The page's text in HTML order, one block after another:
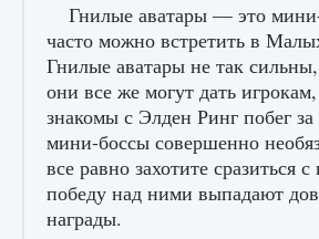
Как исправить ошибку Palworld
сохранение мира — Невозможно
сохранение данных мира»
9 августа 2024 2 511
Гнилые аватары — это
часто можно встретить в
Гнилые аватары не так
они все же могут дать
знакомы с Элден Ринг побег
мини-боссы совершенно
все равно захотите сразиться
победу над ними выпадают
награды.